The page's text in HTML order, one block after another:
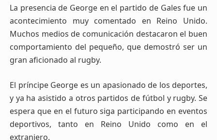
La presencia de George en el partido de Gales fue un
acontecimiento muy comentado en Reino Unido.
Muchos medios de comunicación destacaron el buen
comportamiento del pequeño, que demostró ser un
gran aficionado al rugby.
El príncipe George es un apasionado de los deportes,
y ya ha asistido a otros partidos de fútbol y rugby. Se
espera que en el futuro siga participando en eventos
deportivos, tanto en Reino Unido como en el
extranjero.